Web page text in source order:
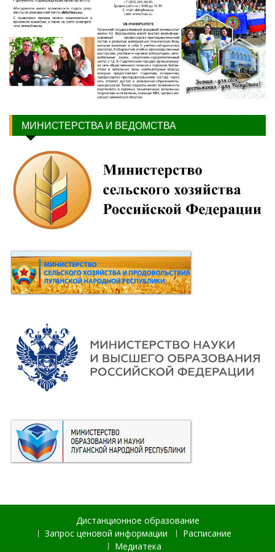
МИНИСТЕРСТВА И ВЕДОМСТВА
Дистанционное образование
Запрос ценовой информации
Расписание
Медиатека